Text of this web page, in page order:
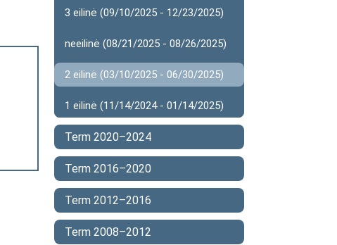
3 eilinė (09/10/2025 - 12/23/2025)
neeilinė (08/21/2025 - 08/26/2025)
2 eilinė (03/10/2025 - 06/30/2025)
1 eilinė (11/14/2024 - 01/14/2025)
Term 2020–2024
Term 2016–2020
Term 2012–2016
Term 2008–2012